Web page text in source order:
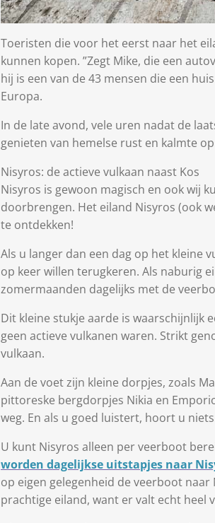
Toeristen die voor het eerst naar het
kunnen kopen. ”Zegt Mike, die een
hij is een van de 43 mensen die een
Europa.
In de late avond, vele uren nadat de
genieten van hemelse rust en kalmte
Nisyros: de actieve vulkaan naast Kos
Nisyros is gewoon magisch en ook wij
doorbrengen. Het eiland Nisyros (ook
te ontdekken!
Als u langer dan een dag op het kleine
op keer willen terugkeren. Als naburig
zomermaanden dagelijks met de
Dit kleine stukje aarde is waarschijnlijk
geen actieve vulkanen waren. Strikt
vulkaan.
Aan de voet zijn kleine dorpjes, zoals
pittoreske bergdorpjes Nikia en
weg. En als u goed luistert, hoort u
U kunt Nisyros alleen per veerboot
worden dagelijkse uitstapjes naar
op eigen gelegenheid de veerboot
prachtige eiland, want er valt echt heel